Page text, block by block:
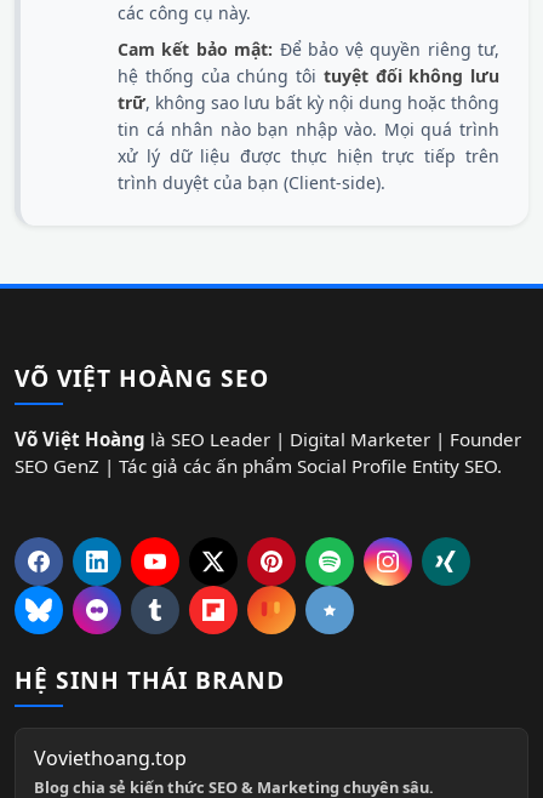
các công cụ này.
Cam kết bảo mật: Để bảo vệ quyền riêng tư,
hệ thống của chúng tôi tuyệt đối không lưu
trữ, không sao lưu bất kỳ nội dung hoặc thông
tin cá nhân nào bạn nhập vào. Mọi quá trình
xử lý dữ liệu được thực hiện trực tiếp trên
trình duyệt của bạn (Client-side).
VÕ VIỆT HOÀNG SEO
Võ Việt Hoàng là SEO Leader | Digital Marketer | Founder
SEO GenZ | Tác giả các ấn phẩm Social Profile Entity SEO.
HỆ SINH THÁI BRAND
Voviethoang.top
Blog chia sẻ kiến thức SEO & Marketing chuyên sâu.